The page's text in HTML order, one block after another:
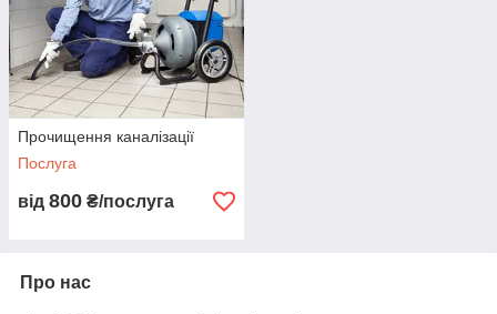
середовища.
Фахівці нашої компанії проводять
у спеціалізованих костюмах, які не пропускають шкідливі
речовини через матеріал.
Звернувшись до нас, з проблемою
залишитеся дуже задоволені виконаною роботою. Будемо
раді співпраці!
Телефонуйте! Раді допомогти Вам!
Прочищення каналізації
Послуга
від 800 ₴/послуга
Про нас